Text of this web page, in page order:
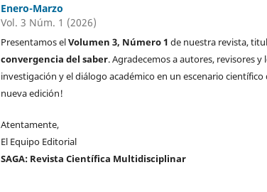
Enero-Marzo
Vol. 3 Núm. 1 (2026)
Presentamos elVolumen 3, Número 1 de nuestra revista,
convergencia del saber. Agradecemos a autores, revisores
investigación y el diálogo académico en un escenario científico
nueva edición!
Atentamente,
El Equipo Editorial
SAGA: Revista Científica Multidisciplinar